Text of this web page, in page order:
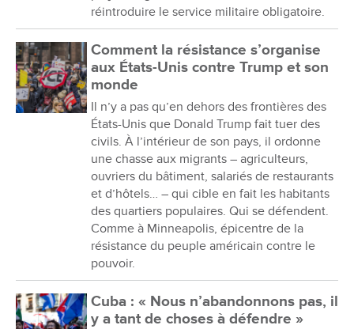
réintroduire le service militaire obligatoire.
Comment la résistance s’organise
aux États-Unis contre Trump et son
monde
Il n’y a pas qu’en dehors des frontières des
États-Unis que Donald Trump fait tuer des
civils. À l’intérieur de son pays, il ordonne
une chasse aux migrants – agriculteurs,
ouvriers du bâtiment, salariés de restaurants
et d’hôtels… – qui cible en fait les habitants
des quartiers populaires. Qui se défendent.
Comme à Minneapolis, épicentre de la
résistance du peuple américain contre le
pouvoir.
Cuba : « Nous n’abandonnons pas, il
y a tant de choses à défendre »